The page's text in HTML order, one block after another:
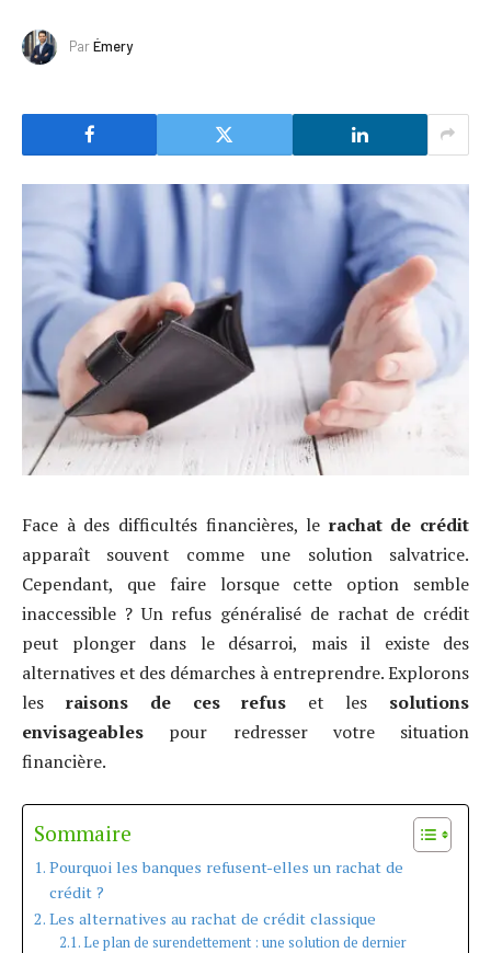
ParÉmery
Face à des difficultés financières, le rachat de crédit
apparaît souvent comme une solution salvatrice.
Cependant, que faire lorsque cette option semble
inaccessible ? Un refus généralisé de rachat de crédit
peut plonger dans le désarroi, mais il existe des
alternatives et des démarches à entreprendre. Explorons
les raisons de ces refus et les solutions
envisageables pour redresser votre situation
financière.
Sommaire
Pourquoi les banques refusent-elles un rachat de
crédit ?
Les alternatives au rachat de crédit classique
Le plan de surendettement : une solution de dernier